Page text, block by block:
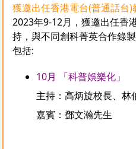
獲邀出任香港電台(普通話台
2023年9-12月，獲邀出任香
持，與不同創科菁英合作錄製
包括:
10月 「科普娛樂化」
主持：高炳旋校長、林
嘉賓：鄧文瀚先生